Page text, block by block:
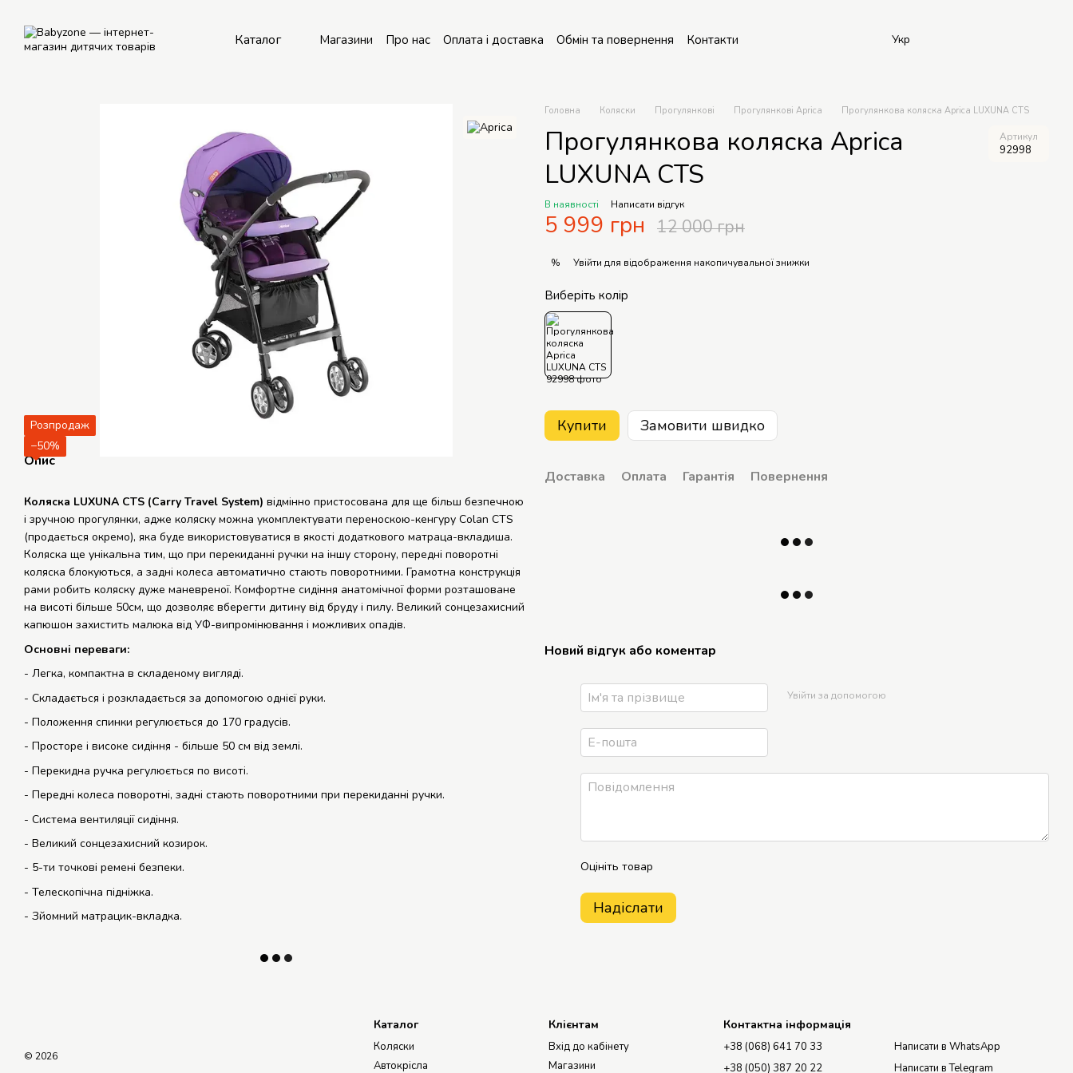
Каталог Магазини Про нас Оплата і доставка Обмін та повернення
Контакти
Укр
Розпродаж
−50%
Опис
Коляска LUXUNA CTS (Carry Travel System) відмінно пристосована для ще більш безпечною
і зручною прогулянки, адже коляску можна укомплектувати переноскою-кенгуру Colan CTS
(продається окремо), яка буде використовуватися в якості додаткового матраца-вкладиша.
Коляска ще унікальна тим, що при перекиданні ручки на іншу сторону, передні поворотні
коляска блокуються, а задні колеса автоматично стають поворотними. Грамотна конструкція
рами робить коляску дуже маневреної. Комфортне сидіння анатомічної форми розташоване
на висоті більше 50см, що дозволяє вберегти дитину від бруду і пилу. Великий сонцезахисний
капюшон захистить малюка від УФ-випромінювання і можливих опадів.
Основні переваги:
- Легка, компактна в складеному вигляді.
- Складається і розкладається за допомогою однієї руки.
- Положення спинки регулюється до 170 градусів.
- Просторе і високе сидіння - більше 50 см від землі.
- Перекидна ручка регулюється по висоті.
- Передні колеса поворотні, задні стають поворотними при перекиданні ручки.
- Система вентиляції сидіння.
- Великий сонцезахисний козирок.
- 5-ти точкові ремені безпеки.
- Телескопічна підніжка.
- Зйомний матрацик-вкладка.
Головна Коляски Прогулянкові Прогулянкові Aprica Прогулянкова коляска Aprica LUXUNA CTS
Прогулянкова коляска Aprica
LUXUNA CTS
Артикул
92998
В наявності Написати відгук
5 999 грн 12 000 грн
% Увійти для відображення накопичувальної знижки
Виберіть колір
Купити Замовити швидко
Доставка Оплата Гарантія Повернення
Новий відгук або коментар
Увійти за допомогою
Оцініть товар
Надіслати
© 2026
Каталог
Коляски
Автокрісла
Клієнтам
Вхід до кабінету
Магазини
Контактна інформація
+38 (068) 641 70 33
+38 (050) 387 20 22
Написати в WhatsApp
Написати в Telegram